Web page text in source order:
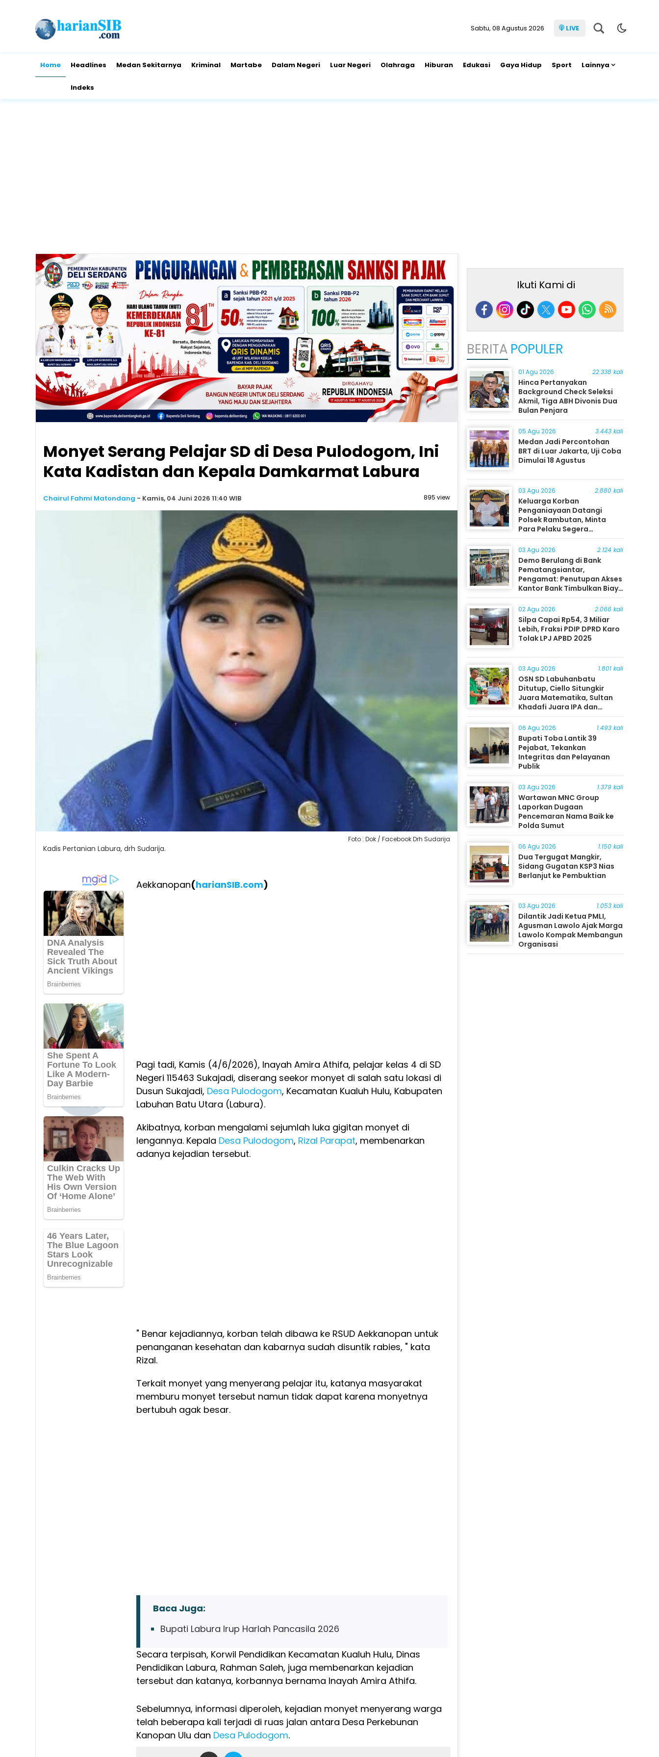
Sabtu, 08 Agustus 2026 LIVE
Home Headlines Medan Sekitarnya Kriminal Martabe Dalam Negeri Luar Negeri Olahraga Hiburan Edukasi Gaya Hidup Sport Lainnya
Indeks
Monyet Serang Pelajar SD di Desa Pulodogom, Ini
Kata Kadistan dan Kepala Damkarmat Labura
Chairul Fahmi Matondang - Kamis, 04 Juni 2026 11:40 WIB 895 view
Foto : Dok / Facebook Drh Sudarija
Kadis Pertanian Labura, drh Sudarija.
Aekkanopan(harianSIB.com)
Pagi tadi, Kamis (4/6/2026), Inayah Amira Athifa, pelajar kelas 4 di SD
Negeri 115463 Sukajadi, diserang seekor monyet di salah satu lokasi di
Dusun Sukajadi, Desa Pulodogom, Kecamatan Kualuh Hulu, Kabupaten
Labuhan Batu Utara (Labura).
Akibatnya, korban mengalami sejumlah luka gigitan monyet di
lengannya. Kepala Desa Pulodogom, Rizal Parapat, membenarkan
adanya kejadian tersebut.
" Benar kejadiannya, korban telah dibawa ke RSUD Aekkanopan untuk
penanganan kesehatan dan kabarnya sudah disuntik rabies, " kata
Rizal.
Terkait monyet yang menyerang pelajar itu, katanya masyarakat
memburu monyet tersebut namun tidak dapat karena monyetnya
bertubuh agak besar.
Baca Juga:
Bupati Labura Irup Harlah Pancasila 2026
Secara terpisah, Korwil Pendidikan Kecamatan Kualuh Hulu, Dinas
Pendidikan Labura, Rahman Saleh, juga membenarkan kejadian
tersebut dan katanya, korbannya bernama Inayah Amira Athifa.
Sebelumnya, informasi diperoleh, kejadian monyet menyerang warga
telah beberapa kali terjadi di ruas jalan antara Desa Perkebunan
Kanopan Ulu dan Desa Pulodogom.
Ikuti Kami di
BERITA POPULER
01 Agu 2026 22.338 kali
Hinca Pertanyakan
Background Check Seleksi
Akmil, Tiga ABH Divonis Dua
Bulan Penjara
05 Agu 2026 3.443 kali
Medan Jadi Percontohan
BRT di Luar Jakarta, Uji Coba
Dimulai 18 Agustus
03 Agu 2026 2.880 kali
Keluarga Korban
Penganiayaan Datangi
Polsek Rambutan, Minta
Para Pelaku Segera
Ditangkap
03 Agu 2026 2.124 kali
Demo Berulang di Bank
Pematangsiantar,
Pengamat: Penutupan Akses
Kantor Bank Timbulkan Biaya
Ekonomi bagi Masyarakat
02 Agu 2026 2.066 kali
Silpa Capai Rp54, 3 Miliar
Lebih, Fraksi PDIP DPRD Karo
Tolak LPJ APBD 2025
03 Agu 2026 1.801 kali
OSN SD Labuhanbatu
Ditutup, Ciello Situngkir
Juara Matematika, Sultan
Khadafi Juara IPA dan
Timothy Rangkuti Juara IPS
06 Agu 2026 1.493 kali
Bupati Toba Lantik 39
Pejabat, Tekankan
Integritas dan Pelayanan
Publik
03 Agu 2026 1.379 kali
Wartawan MNC Group
Laporkan Dugaan
Pencemaran Nama Baik ke
Polda Sumut
06 Agu 2026 1.150 kali
Dua Tergugat Mangkir,
Sidang Gugatan KSP3 Nias
Berlanjut ke Pembuktian
03 Agu 2026 1.053 kali
Dilantik Jadi Ketua PMLI,
Agusman Lawolo Ajak Marga
Lawolo Kompak Membangun
Organisasi